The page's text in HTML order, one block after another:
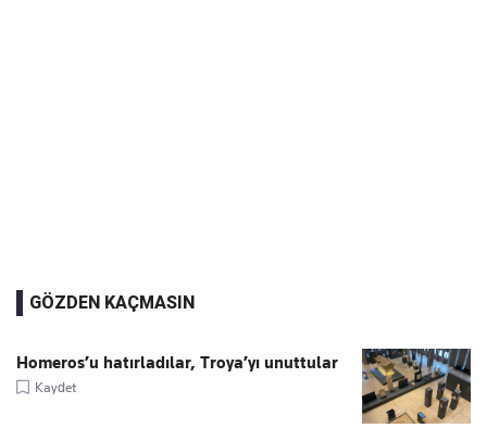
GÖZDEN KAÇMASIN
Homeros’u hatırladılar, Troya’yı unuttular
Kaydet